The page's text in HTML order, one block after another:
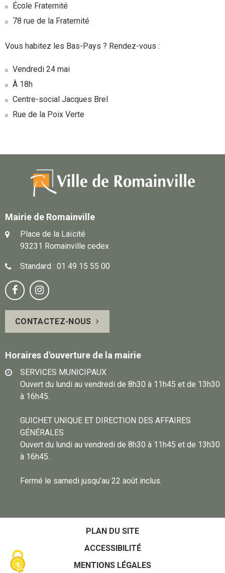
École Fraternité
78 rue de la Fraternité
Vous habitez les Bas-Pays ? Rendez-vous :
Vendredi 24 mai
À 18h
Centre-social Jacques Brel
Rue de la Poix Verte
Mairie de Romainville
Place de la Laïcité
93231 Romainville cedex
Standard : 01 49 15 55 00
Notre
page
Facebook
Suivez-
vous
sur
CONTACTEZ-NOUS
Horaires d'ouverture de la mairie
SERVICES MUNICIPAUX
Ouvert du lundi au vendredi de 8h30 à 11h45 et de 13h30
à 16h45.
GUICHET UNIQUE ET DIRECTION DES AFFAIRES
GÉNÉRALES
Ouvert du lundi au vendredi de 8h30 à 11h45 et de 13h30
à 16h45.
Fermé le samedi jusqu’au 22 août inclus.
PLAN DU SITE
ACCESSIBILITÉ
MENTIONS LÉGALES